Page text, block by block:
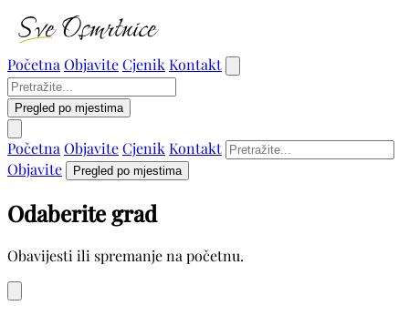
Početna ObjaviteCjenik Kontakt
Pregled po mjestima
Početna ObjaviteCjenik Kontakt
Objavite
Pregled po mjestima
Odaberite grad
Obavijesti ili spremanje na početnu.